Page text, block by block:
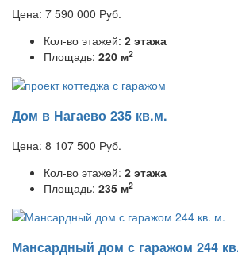
Цена: 7 590 000 Руб.
Кол-во этажей: 2 этажа
Площадь: 220 м2
Дом в Нагаево 235 кв.м.
Цена: 8 107 500 Руб.
Кол-во этажей: 2 этажа
Площадь: 235 м2
Мансардный дом с гаражом 244